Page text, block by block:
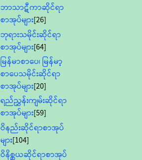
ဘာသာဋီကာဆိုင်ရာ
စာအုပ်များ[26]
ဘုရားသမိုင်းဆိုင်ရာ
စာအုပ်များ[64]
မြန်မာစာပေ၊ မြန်မာ့
စာပေသမိုင်းဆိုင်ရာ
စာအုပ်များ[20]
ရည်ညွှန်းကျမ်းဆိုင်ရာ
စာအုပ်များ[59]
ဝိနည်းဆိုင်ရာစာအုပ်
များ[104]
ဝိနိစ္ဆယဆိုင်ရာစာအုပ်